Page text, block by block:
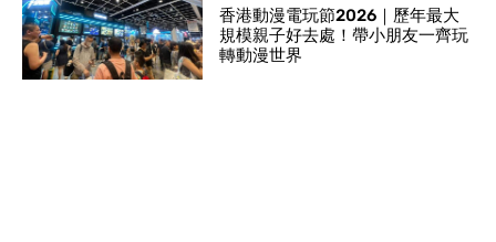
香港動漫電玩節2026｜歷年最大
規模親子好去處！帶小朋友一齊玩
轉動漫世界